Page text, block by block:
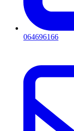
064696166